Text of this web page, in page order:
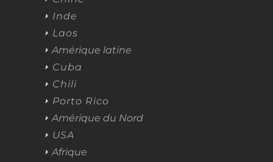
Inde
Laos
Amérique latine
Cuba
Chili
Porto Rico
Amérique du Nord
USA
Afrique